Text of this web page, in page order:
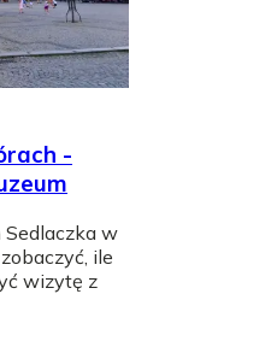
-
Sedlaczka w
ile
wizytę z